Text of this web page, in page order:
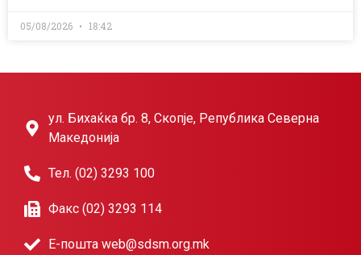
05/08/2026 18:42
ул. Бихаќка бр. 8, Скопје, Република Северна
Македонија
Тел. (02) 3293 100
Факс (02) 3293 114
Е-пошта web@sdsm.org.mk